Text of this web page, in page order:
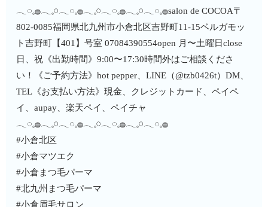
𓂃◌𓈒𓐍𓂃𓈒𓏸𓂃◌𓈒𓐍𓂃𓈒𓏸𓂃◌𓈒𓐍𓂃𓈒𓏸𓂃◌𓈒𓐍salon de COCOA〒
802-0085福岡県北九州市小倉北区吉野町11-15ベルガモッ
ト吉野町【401】号室︎ 07084390554open 月〜土曜日close
日、祝《出勤時間》9:00〜17:30時間外はご相談くださ
い！《ご予約方法》hot pepper、LINE（@tzb0426t）DM、
TEL《お支払い方法》現金、クレジットカード、ペイペ
イ、aupay、楽天ペイ、ペイチャ
𓂃◌𓈒𓐍𓂃𓈒𓏸𓂃◌𓈒𓐍𓂃𓈒𓏸𓂃◌𓈒𓐍𓂃𓈒𓏸𓂃◌𓈒𓐍
#小倉北区
#小倉マツエク
#小倉まつ毛パーマ
#北九州まつ毛パーマ
#小倉眉毛サロン